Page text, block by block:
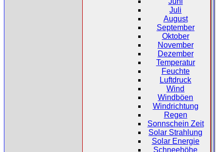
Juli
August
September
Oktober
November
Dezember
Temperatur
Feuchte
Luftdruck
Wind
Windböen
Windrichtung
Regen
Sonnschein Zeit
Solar Strahlung
Solar Energie
Schneehöhe